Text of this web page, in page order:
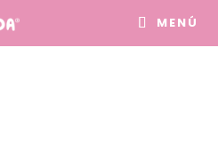
MENÚ